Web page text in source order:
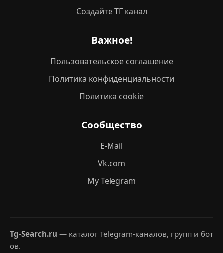
Создайте ТГ канал
Важное!
Пользовательское соглашение
Политика конфиденциальности
Политика cookie
Сообщество
E-Mail
Vk.com
My Telegram
Tg-Search.ru — каталог Telegram-каналов, групп и бот
ов.